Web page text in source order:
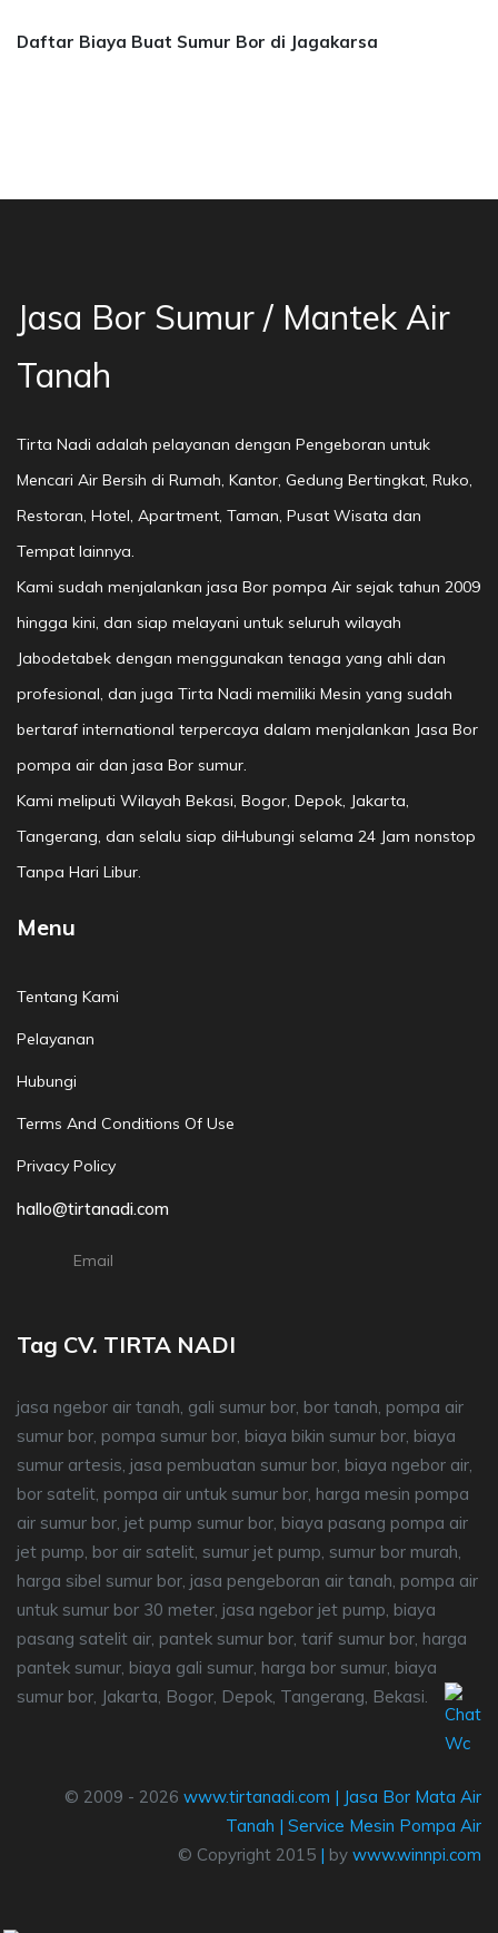
Daftar Biaya Buat Sumur Bor di Jagakarsa
Jasa Bor Sumur / Mantek Air
Tanah
Tirta Nadi adalah pelayanan dengan Pengeboran untuk
Mencari Air Bersih di Rumah, Kantor, Gedung Bertingkat, Ruko,
Restoran, Hotel, Apartment, Taman, Pusat Wisata dan
Tempat lainnya.
Kami sudah menjalankan jasa Bor pompa Air sejak tahun 2009
hingga kini, dan siap melayani untuk seluruh wilayah
Jabodetabek dengan menggunakan tenaga yang ahli dan
profesional, dan juga Tirta Nadi memiliki Mesin yang sudah
bertaraf international terpercaya dalam menjalankan Jasa Bor
pompa air dan jasa Bor sumur.
Kami meliputi Wilayah Bekasi, Bogor, Depok, Jakarta,
Tangerang, dan selalu siap diHubungi selama 24 Jam nonstop
Tanpa Hari Libur.
Menu
Tentang Kami
Pelayanan
Hubungi
Terms And Conditions Of Use
Privacy Policy
hallo@tirtanadi.com
Email
Tag CV. TIRTA NADI
jasa ngebor air tanah, gali sumur bor, bor tanah, pompa air
sumur bor, pompa sumur bor, biaya bikin sumur bor, biaya
sumur artesis, jasa pembuatan sumur bor, biaya ngebor air,
bor satelit, pompa air untuk sumur bor, harga mesin pompa
air sumur bor, jet pump sumur bor, biaya pasang pompa air
jet pump, bor air satelit, sumur jet pump, sumur bor murah,
harga sibel sumur bor, jasa pengeboran air tanah, pompa air
untuk sumur bor 30 meter, jasa ngebor jet pump, biaya
pasang satelit air, pantek sumur bor, tarif sumur bor, harga
pantek sumur, biaya gali sumur, harga bor sumur, biaya
sumur bor, Jakarta, Bogor, Depok, Tangerang, Bekasi.
© 2009 - 2026 www.tirtanadi.com | Jasa Bor Mata Air
Tanah | Service Mesin Pompa Air
© Copyright 2015 | by www.winnpi.com